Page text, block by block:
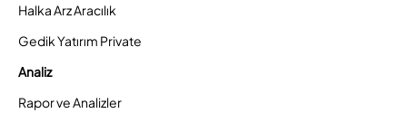
Halka Arz Aracılık
Gedik Yatırım Private
Analiz
Rapor ve Analizler